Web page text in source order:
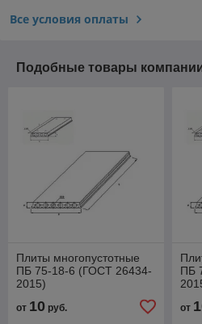
Все условия оплаты
Подобные товары
Плиты многопустотные
ПБ 75-18-6 (ГОСТ 26434-
2015)
от 10 руб.
ПБ
от